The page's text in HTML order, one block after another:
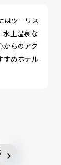
はツーリス
水上温泉な
からのアク
すめホテル